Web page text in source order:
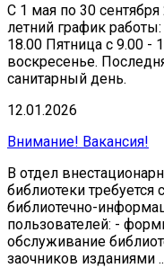
С 1 мая по 30 сентября
летний график
18.00 Пятница с 9.00 -
воскресенье.
санитарный день.
12.01.2026
Внимание! Вакансия!
В отдел
библиотеки требуется
библиотечно-
пользователей: -
обслуживание
заочников изданиями